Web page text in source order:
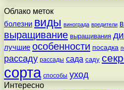
Облако меток
болезни виды винограда вредители
выращивание выращивания
лучшие особенности посадка
рассаду рассады сада саду
сорта способы уход
Интересно